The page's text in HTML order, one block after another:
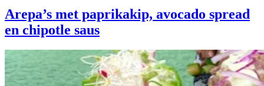
Arepa’s met paprikakip, avocado spread
en chipotle saus